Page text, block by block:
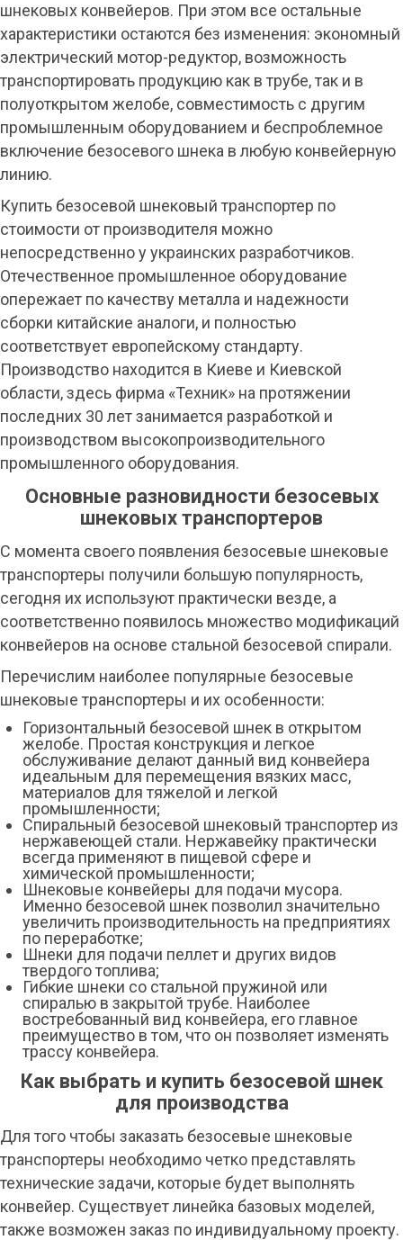
шнековых конвейеров. При этом все остальные
характеристики остаются без изменения: экономный
электрический мотор-редуктор, возможность
транспортировать продукцию как в трубе, так и в
полуоткрытом желобе, совместимость с другим
промышленным оборудованием и беспроблемное
включение безосевого шнека в любую конвейерную
линию.
Купить безосевой шнековый транспортер по
стоимости от производителя можно
непосредственно у украинских разработчиков.
Отечественное промышленное оборудование
опережает по качеству металла и надежности
сборки китайские аналоги, и полностью
соответствует европейскому стандарту.
Производство находится в Киеве и Киевской
области, здесь фирма «Техник» на протяжении
последних 30 лет занимается разработкой и
производством высокопроизводительного
промышленного оборудования.
Основные разновидности безосевых
шнековых транспортеров
С момента своего появления безосевые шнековые
транспортеры получили большую популярность,
сегодня их используют практически везде, а
соответственно появилось множество модификаций
конвейеров на основе стальной безосевой спирали.
Перечислим наиболее популярные безосевые
шнековые транспортеры и их особенности:
Горизонтальный безосевой шнек в открытом
желобе. Простая конструкция и легкое
обслуживание делают данный вид конвейера
идеальным для перемещения вязких масс,
материалов для тяжелой и легкой
промышленности;
Спиральный безосевой шнековый транспортер из
нержавеющей стали. Нержавейку практически
всегда применяют в пищевой сфере и
химической промышленности;
Шнековые конвейеры для подачи мусора.
Именно безосевой шнек позволил значительно
увеличить производительность на предприятиях
по переработке;
Шнеки для подачи пеллет и других видов
твердого топлива;
Гибкие шнеки со стальной пружиной или
спиралью в закрытой трубе. Наиболее
востребованный вид конвейера, его главное
преимущество в том, что он позволяет изменять
трассу конвейера.
Как выбрать и купить безосевой шнек
для производства
Для того чтобы заказать безосевые шнековые
транспортеры необходимо четко представлять
технические задачи, которые будет выполнять
конвейер. Существует линейка базовых моделей,
также возможен заказ по индивидуальному проекту.